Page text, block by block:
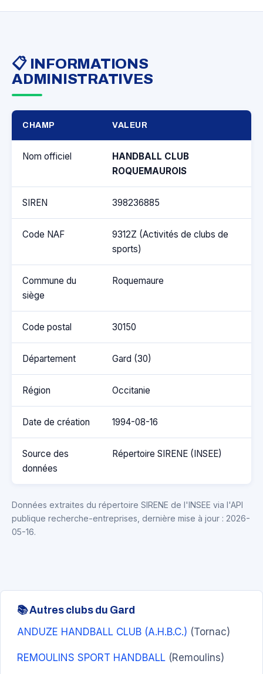
📋 INFORMATIONS
ADMINISTRATIVES
CHAMP VALEUR
Nom officiel
HANDBALL CLUB
ROQUEMAUROIS
SIREN 398236885
Code NAF
9312Z (Activités de clubs de
sports)
Commune du
siège
Roquemaure
Code postal 30150
Département Gard (30)
Région Occitanie
Date de création 1994-08-16
Source des
données
Répertoire SIRENE (INSEE)
Données extraites du répertoire SIRENE de l'INSEE via l'API
publique recherche-entreprises, dernière mise à jour : 2026-
05-16.
📚 Autres clubs du Gard
ANDUZE HANDBALL CLUB (A.H.B.C.) (Tornac)
REMOULINS SPORT HANDBALL (Remoulins)